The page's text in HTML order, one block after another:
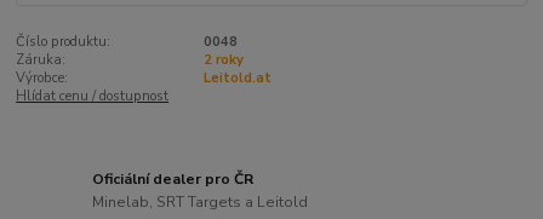
Číslo produktu:
0048
Záruka:
2 roky
Výrobce:
Leitold.at
Hlídat cenu / dostupnost
Oficiální dealer pro ČR
Minelab, SRT Targets a Leitold